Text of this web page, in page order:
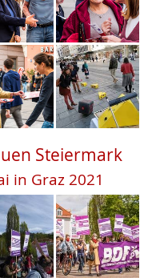
Steiermark
in Graz 2021